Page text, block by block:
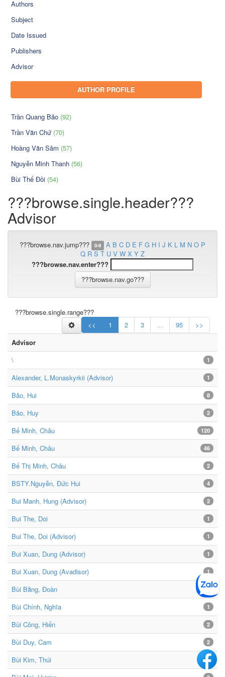
Authors
Subject
Date Issued
Publishers
Advisor
AUTHOR PROFILE
Trần Quang Bảo (92)
Trần Văn Chứ (70)
Hoàng Văn Sâm (57)
Nguyễn Minh Thanh (56)
Bùi Thế Đồi (54)
???browse.single.header???
Advisor
???browse.nav.jump??? 0-9 A B C D E F G H I J K L M N O P
Q R S T U V W X Y Z
???browse.nav.enter???
???browse.single.range???
<<
1 2 3 … 95
>>
Advisor
\
1
Alexander, L.Monaskyrkii (Advisor) 1
Bảo, Hui 8
Bảo, Huy 2
Bế Minh, Châu 120
Bế Minh, Châu 46
Bế Thị Minh, Châu 2
BSTY.Nguyễn, Đức Hui 4
Bui Manh, Hung (Advisor) 2
Bui The, Doi 1
Bui The, Doi (Advisor) 1
Bui Xuan, Dung (Advisor) 1
Bui Xuan, Dung (Avadisor) 1
Bùi Bằng, Đoàn 4
Bùi Chính, Nghĩa 1
Bùi Công, Hiển 2
Bùi Duy, Cam 2
Bùi Kim, Thúi 1